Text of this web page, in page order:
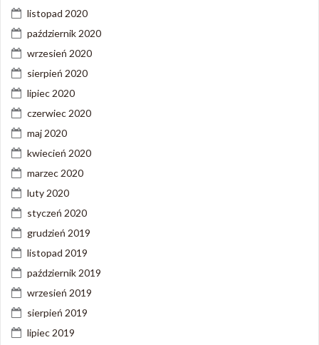
listopad 2020
październik 2020
wrzesień 2020
sierpień 2020
lipiec 2020
czerwiec 2020
maj 2020
kwiecień 2020
marzec 2020
luty 2020
styczeń 2020
grudzień 2019
listopad 2019
październik 2019
wrzesień 2019
sierpień 2019
lipiec 2019